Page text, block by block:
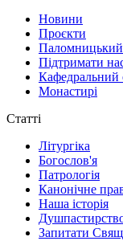
Новини
Проєкти
Підтримати
Кафедральний
Монастирі
Статті
Літургіка
Богослов'я
Патрологія
Канонічне
Наша історія
Запитати